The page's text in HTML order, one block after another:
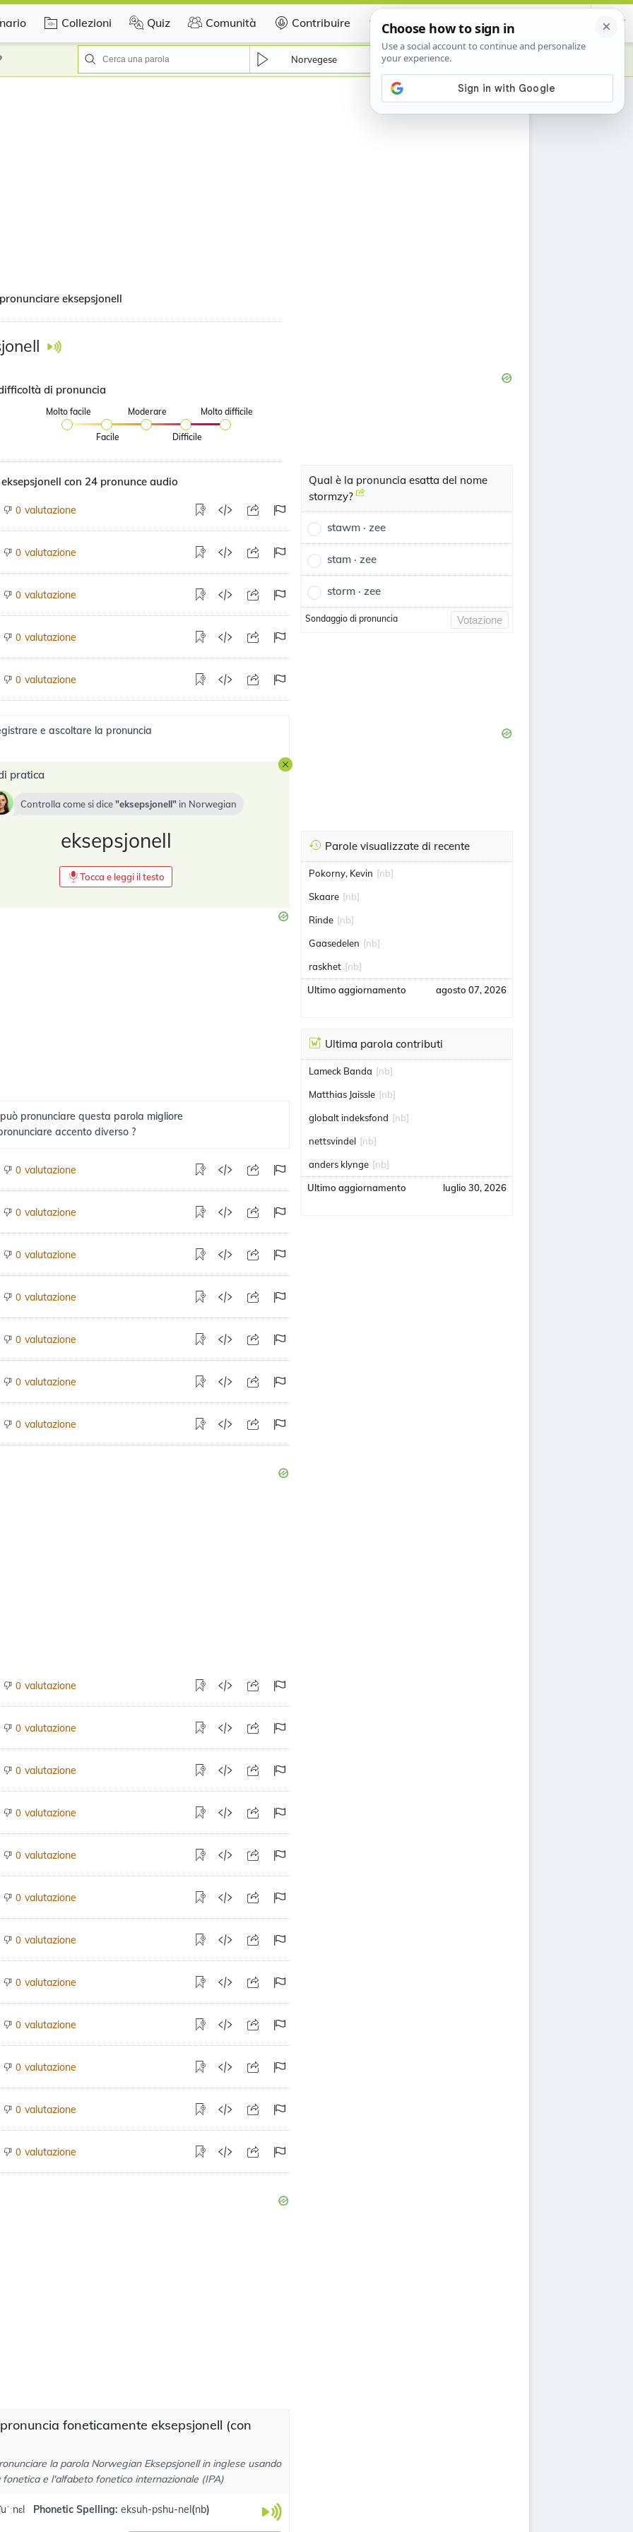
Collezioni Quiz Comunità Contribuire Certificate
Norvegese
eksepsjonell
di pronuncia
Molto facile
Facile
Moderare
Difficile
Molto difficile
con 24 pronunce audio
0 valutazione
0 valutazione
0 valutazione
0 valutazione
0 valutazione
e ascoltare la pronuncia
pratica
Controlla come si dice eksepsjonell in Norwegian
eksepsjonell
Tocca e leggi il testo
pronunciare questa parola migliore
accento diverso ?
0 valutazione
0 valutazione
0 valutazione
0 valutazione
0 valutazione
0 valutazione
0 valutazione
0 valutazione
0 valutazione
0 valutazione
0 valutazione
0 valutazione
0 valutazione
0 valutazione
0 valutazione
0 valutazione
0 valutazione
0 valutazione
0 valutazione
foneticamente eksepsjonell (con
la parola Norwegian Eksepsjonell in inglese usando
e l'alfabeto fonetico internazionale (IPA)
Phonetic Spelling: eksuh-pshu-nel(nb)
Qual è la pronuncia esatta del nome
stormzy?
stawm · zee
stam · zee
storm · zee
Sondaggio di pronuncia Votazione
Parole visualizzate di recente
Pokorny, Kevin [nb]
Skaare [nb]
Rinde [nb]
Gaasedelen [nb]
raskhet [nb]
Ultimo aggiornamento agosto 07, 2026
Ultima parola contributi
Lameck Banda [nb]
Matthias Jaissle [nb]
globalt indeksfond [nb]
nettsvindel [nb]
anders klynge [nb]
Ultimo aggiornamento luglio 30, 2026